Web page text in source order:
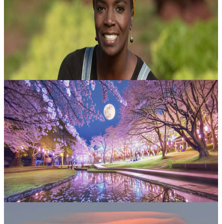
Un ritiro di tre giorni che intreccia musica, ecologia e cura della
comunità, guidato dalla musicista e naturalista Amber Rubarth, con
la partecipazione delle insegnanti ospiti Alixa García e Jamila N...
435,00 USD
8 agosto 2026
07:30
Contea di Dutchess, Stati Uniti
Tai Chi Easy: Fluisci nella Vitalità
Scopri una pratica dolce ma al tempo stesso energizzante, pensata
per favorire equilibrio, mobilità e una rinnovata sensazione di
vitalità. Questo incontro ti invita a rallentare, respirare con maggio...
300,00 USD
8 agosto 2026 07:30
Honesdale, Stati Uniti